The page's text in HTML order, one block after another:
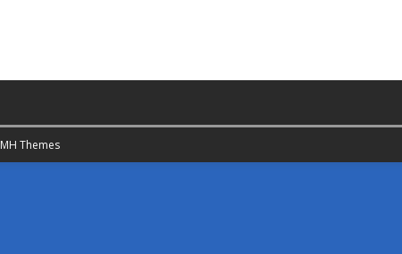
MH Themes